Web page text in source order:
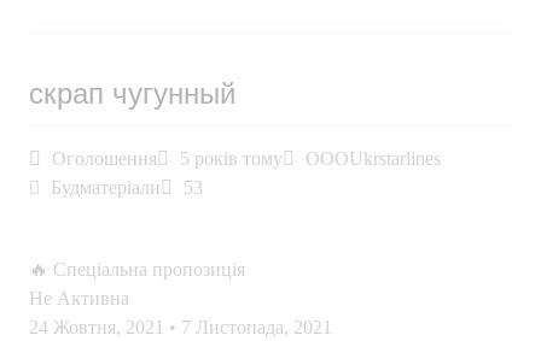
скрап чугунный
Оголошення 5 років тому
OOOUkrstarlines
Будматеріали
53
🔥 Спеціальна пропозиція
Не Активна
24 Жовтня, 2021 • 7 Листопада, 2021